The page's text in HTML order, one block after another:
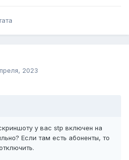
2023
у вас stp включен на
Если там есть абоненты, то